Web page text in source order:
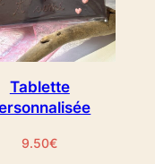
Tablette
9.50€